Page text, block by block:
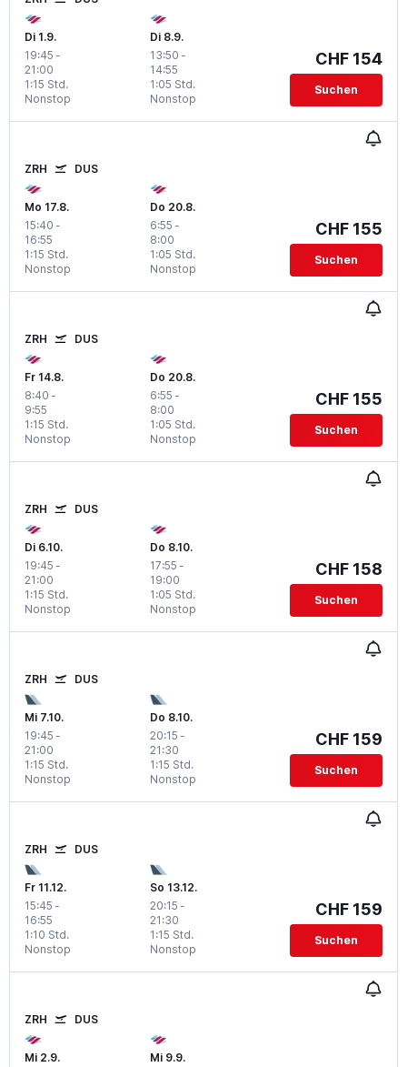
Di 1.9.
19:45 -
21:00
Nonstop
1:15 Std.
Di 8.9.
13:50 -
14:55
Nonstop
1:05 Std.
CHF 154
Suchen
ZRH DUS
Mo 17.8.
15:40 -
16:55
Nonstop
1:15 Std.
Do 20.8.
6:55 -
8:00
Nonstop
1:05 Std.
CHF 155
Suchen
ZRH DUS
Fr 14.8.
8:40 -
9:55
Nonstop
1:15 Std.
Do 20.8.
6:55 -
8:00
Nonstop
1:05 Std.
CHF 155
Suchen
ZRH DUS
Di 6.10.
19:45 -
21:00
Nonstop
1:15 Std.
Do 8.10.
17:55 -
19:00
Nonstop
1:05 Std.
CHF 158
Suchen
ZRH DUS
Mi 7.10.
19:45 -
21:00
Nonstop
1:15 Std.
Do 8.10.
20:15 -
21:30
Nonstop
1:15 Std.
CHF 159
Suchen
ZRH DUS
Fr 11.12.
15:45 -
16:55
Nonstop
1:10 Std.
So 13.12.
20:15 -
21:30
Nonstop
1:15 Std.
CHF 159
Suchen
ZRH DUS
Mi 2.9.
Mi 9.9.